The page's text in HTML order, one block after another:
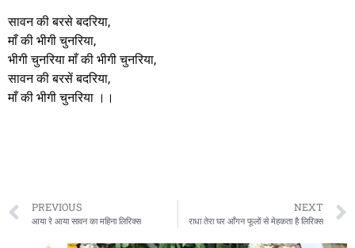
सावन की बरसे बदरिया,
माँ की भीगी चुनरिया,
भीगी चुनरिया माँ की भीगी चुनरिया,
सावन की बरसें बदरिया,
माँ की भीगी चुनरिया ।।
PREVIOUS
आया रे आया सावन का महिना लिरिक्स
NEXT
राधा तेरा घर आँगन फूलों से मेहकता है लिरिक्स